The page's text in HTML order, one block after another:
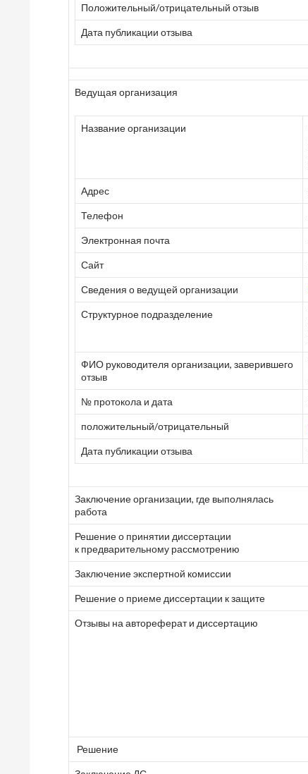
Положительный/отрицательный отзыв
Дата публикации отзыва
Ведущая организация
Название организации
Адрес
Телефон
Электронная почта
Сайт
Сведения о ведущей организации
Структурное подразделение
ФИО руководителя организации, заверившего
отзыв
№ протокола и дата
положительный/отрицательный
Дата публикации отзыва
Заключение организации, где выполнялась
работа
Решение о принятии диссертации
к предварительному рассмотрению
Заключение экспертной комиссии
Решение о приеме диссертации к защите
Отзывы на автореферат и диссертацию
Решение